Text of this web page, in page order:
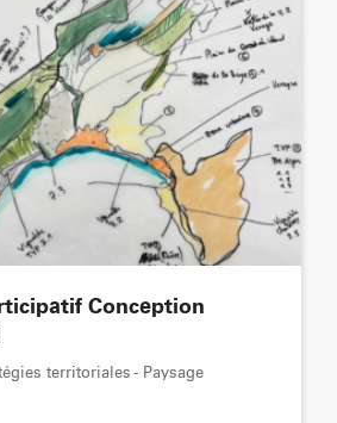
Conception
territoriales - Paysage